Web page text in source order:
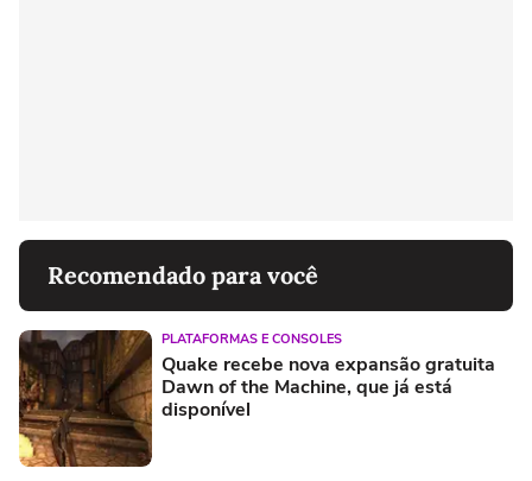
Recomendado para você
PLATAFORMAS E CONSOLES
Quake recebe nova expansão gratuita
Dawn of the Machine, que já está
disponível